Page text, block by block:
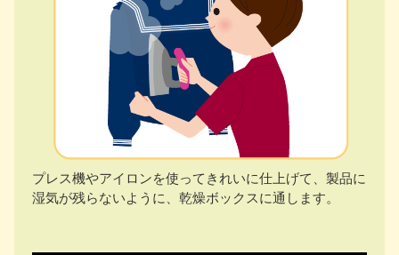
プレス機やアイロンを使ってきれいに仕上げて、製品に
湿気が残らないように、乾燥ボックスに通します。